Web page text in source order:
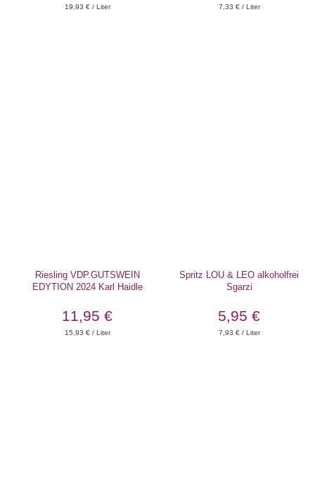
19,93 € / Liter 7,33 € / Liter
Riesling VDP.GUTSWEIN
EDYTION 2024 Karl Haidle
11,95 €
15,93 € / Liter
Spritz LOU & LEO alkoholfrei
Sgarzi
5,95 €
7,93 € / Liter